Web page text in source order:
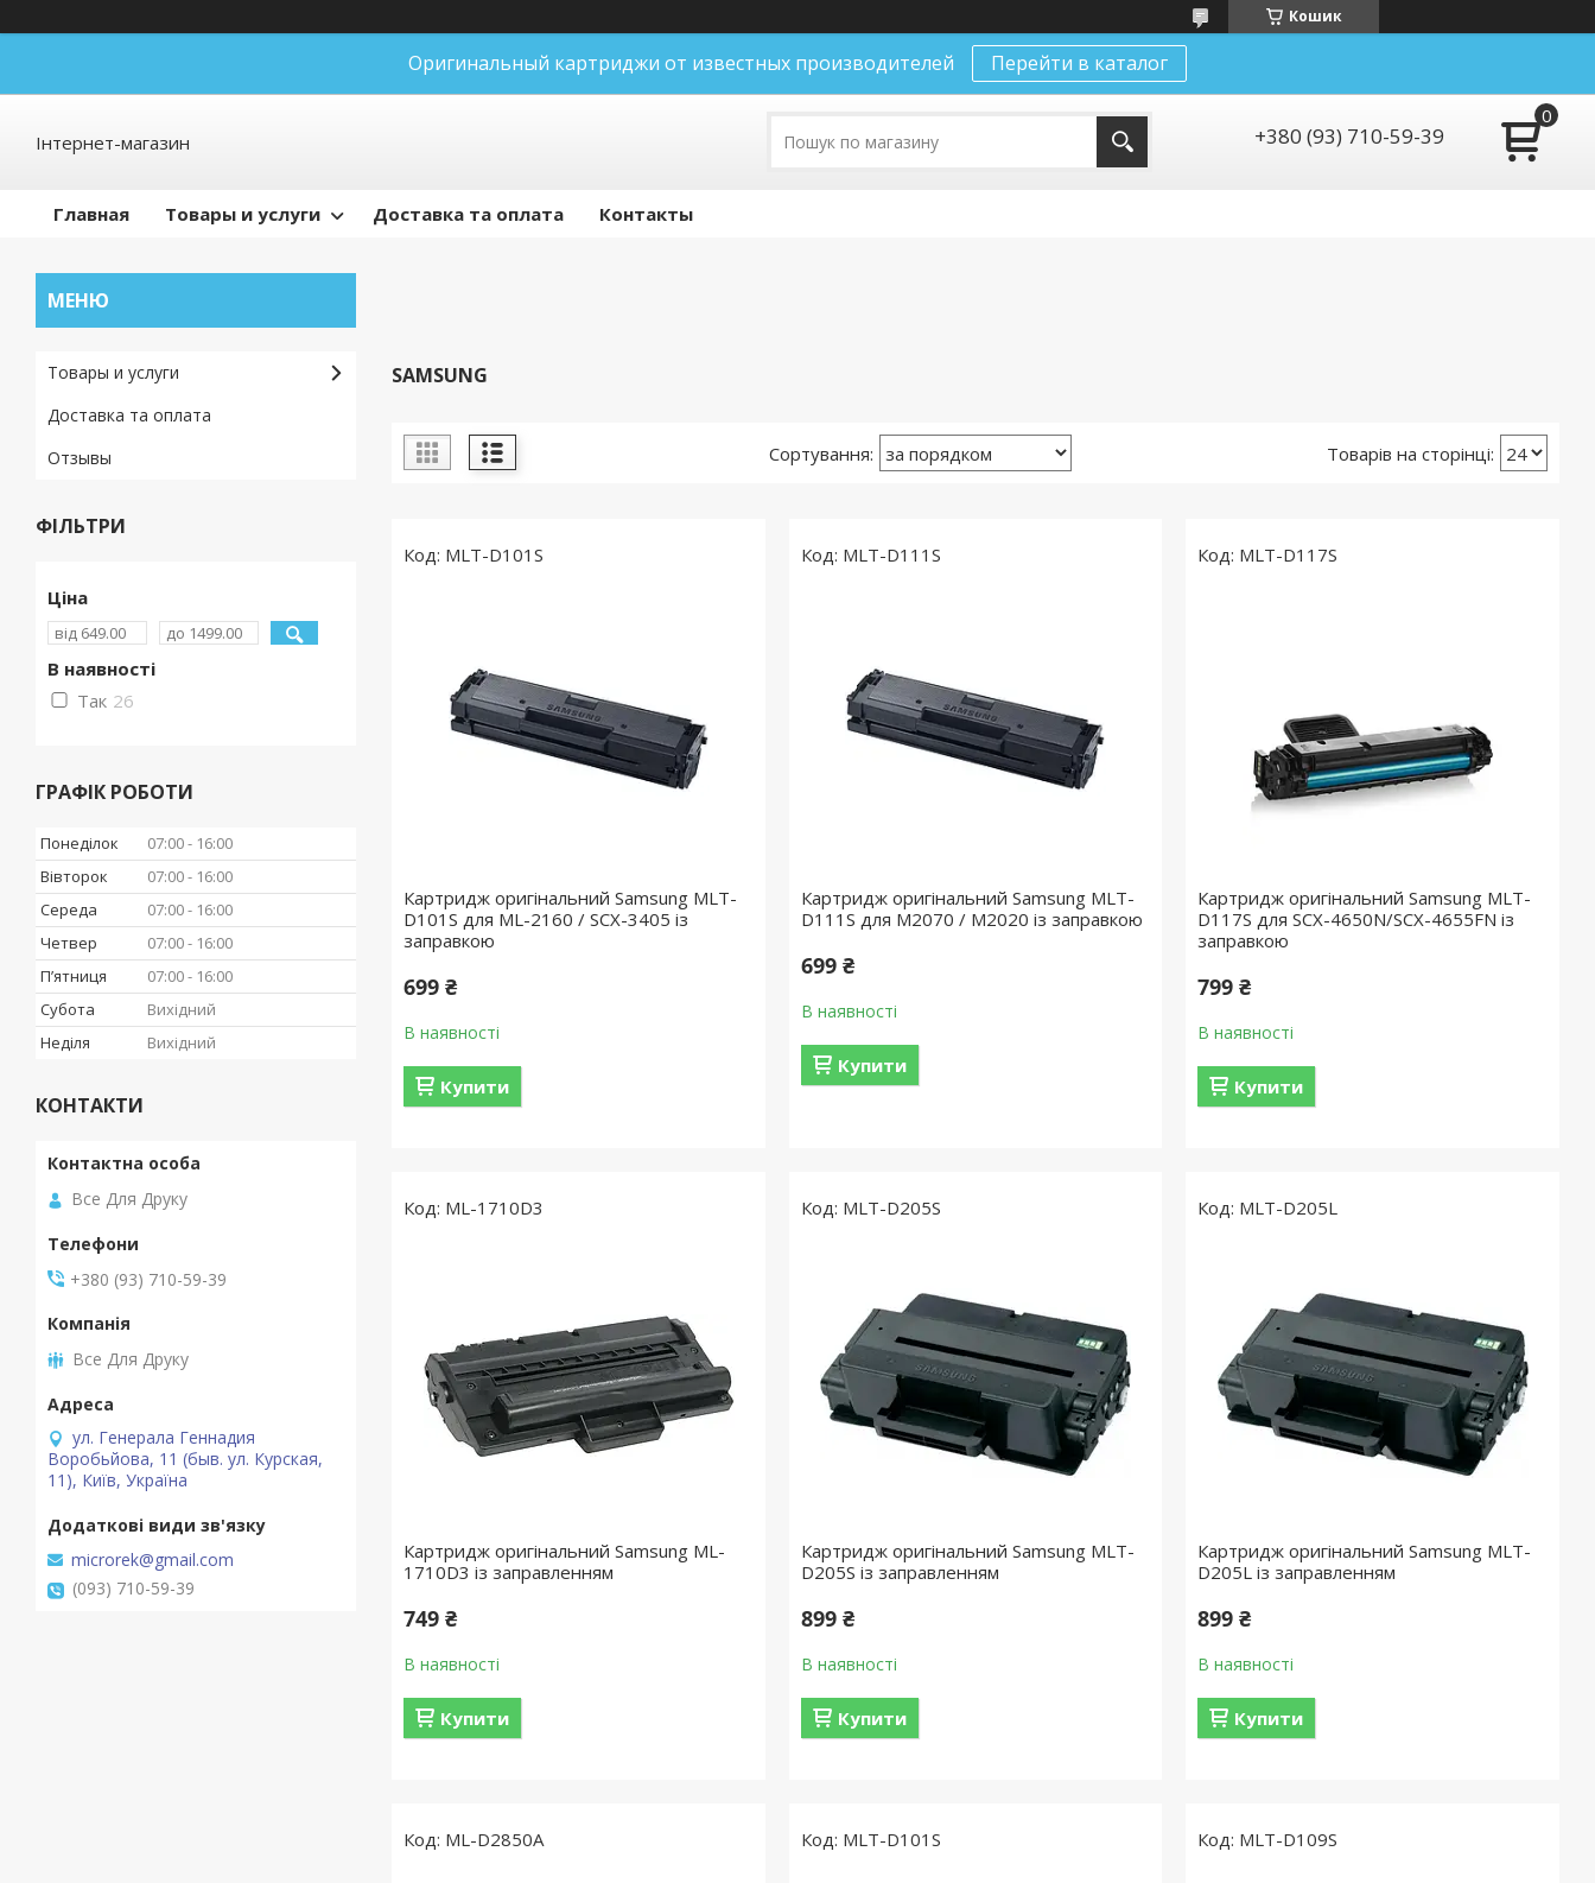
Кошик
Оригинальный картриджи от известных производителей Перейти в каталог
Інтернет-магазин +380 (93) 710-59-39
Главная Товары и услуги Доставка та оплата Контакты
SAMSUNG
MLT-D101S
Картридж оригінальний Samsung MLT-
D101S для ML-2160 / SCX-3405 із
заправкою
699 ₴
В наявності
Купити
MLT-D111S
Картридж оригінальний Samsung MLT-
D111S для M2070 / M2020 із заправкою
699 ₴
В наявності
Купити
MLT-D117S
Картридж оригінальний Samsung MLT-
D117S для SCX-4650N/SCX-4655FN із
заправкою
799 ₴
В наявності
Купити
ML-1710D3
Картридж оригінальний Samsung ML-
1710D3 із заправленням
749 ₴
В наявності
Купити
MLT-D205S
Картридж оригінальний Samsung MLT-
D205S із заправленням
899 ₴
В наявності
Купити
MLT-D205L
Картридж оригінальний Samsung MLT-
D205L із заправленням
899 ₴
В наявності
Купити
ML-D2850A MLT-D101S MLT-D109S
Товары и услуги
Доставка та оплата
Отзывы
ФІЛЬТРИ
Ціна
В наявності
Так 26
ГРАФІК РОБОТИ
Понеділок 07:00
16:00
Вівторок
07:00
16:00
Середа
07:00
16:00
Четвер
07:00
16:00
Пʼятниця
07:00
16:00
Субота
Вихідний
Неділя
Вихідний
КОНТАКТИ
Все Для Друку
+380 (93) 710-59-39
Все Для Друку
ул. Генерала Геннадия
Воробьйова, 11 (быв. ул. Курская,
11), Київ, Україна
microrek@gmail.com
(093) 710-59-39